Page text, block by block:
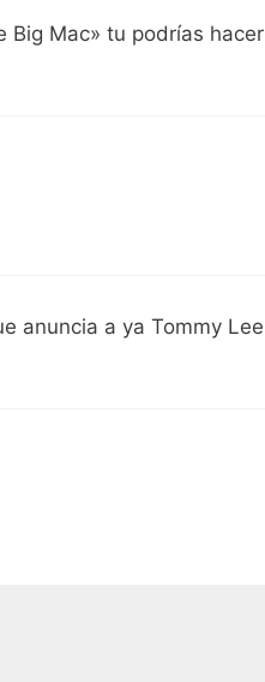
Big Mac» tu podrías hacer
anuncia a ya Tommy Lee